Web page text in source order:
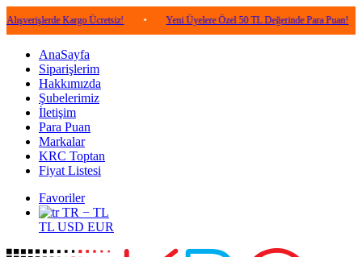
Kargo Ücretsiz! • Yeni Üyelere Özel 50 TL Değerinde Para Puan! •
AnaSayfa
Siparişlerim
Hakkımızda
Şubelerimiz
İletişim
Para Puan
Markalar
KRC Toptan
Fiyat Listesi
Favoriler
TR − TL
TL USD EUR